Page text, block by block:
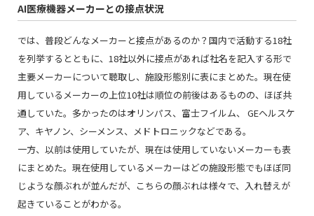
AI医療機器メーカーとの接点状況
では、普段どんなメーカーと接点があるのか？国内で活動する18社
を列挙するとともに、18社以外に接点があれば社名を記入する形で
主要メーカーについて聴取し、施設形態別に表にまとめた。現在使
用しているメーカーの上位10社は順位の前後はあるものの、ほぼ共
通していた。多かったのはオリンパス、富士フイルム、 GEヘルスケ
ア、キヤノン、シーメンス、メドトロニックなどである。
一方、以前は使用していたが、現在は使用していないメーカーも表
にまとめた。現在使用しているメーカーはどの施設形態でもほぼ同
じような顔ぶれが並んだが、こちらの顔ぶれは様々で、入れ替えが
起きていることがわかる。